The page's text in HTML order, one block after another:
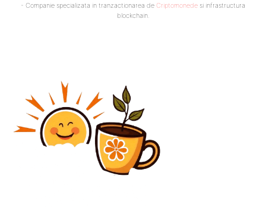
- Companie specializata in tranzactionarea de Criptomonede si infrastructura
blockchain.